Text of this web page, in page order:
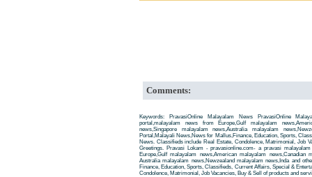
Comments:
Keywords: PravasiOnline Malayalam News PravasiOnline
portal,malayalam news from Europe,Gulf malayalam
news,Singapore malayalam news,Australia malayalam
Portal,Malayali News,News for Mallus,Finance, Education, Sports,
News. Classifieds include Real Estate, Condolence, Matrimonial, Job
Greetings. Pravasi Lokam - pravasionline.com- a pravasi
Europe,Gulf malayalam news,American malayalam news,Canadian
Australia malayalam news,Newzealand malayalam news,Inda and
Finance, Education, Sports, Classifieds, Current Affairs, Special &
Condolence, Matrimonial, Job Vacancies, Buy & Sell of products and